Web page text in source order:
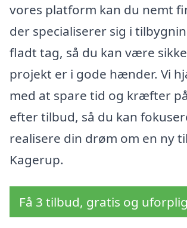
vores platform kan du nemt
der specialiserer sig i
fladt tag, så du kan være
projekt er i gode hænder. Vi
med at spare tid og kræfter
efter tilbud, så du kan
realisere din drøm om en ny
Kagerup.
Få 3 tilbud, gratis og